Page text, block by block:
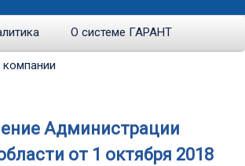
О системе ГАРАНТ
Администрации
от 1 октября 2018